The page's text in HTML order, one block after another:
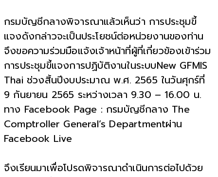
กรมบัญชีกลางพิจารณาแล้วเห็นว่า การประชุมขี้
แจงดังกล่าวจะเป็นประโยชน์ต่อหน่วยงานของท่าน
จึงขอความร่วมมือแจ้งเจ้าหน้าที่ผู้ที่เกี่ยวข้องเข้าร่วม
การประชุมขี้แจงการปฏิบัติงานในระบบNew GFMIS
Thai ช่วงสิ้นปีงบประมาณ พ.ศ. 2565 ในวันศุกร์ที่
9 กันยายน 2565 ระหว่างเวลา 9.30 – 16.00 น.
ทาง Facebook Page : กรมบัญชีกลาง The
Comptroller General’s Departmentผ่าน
Facebook Live
จึงเรียนมาเพื่อโปรดพิจารณาดำเนินการต่อไปด้วย